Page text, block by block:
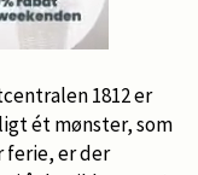
1812 er
ét mønster, som
ferie, er der